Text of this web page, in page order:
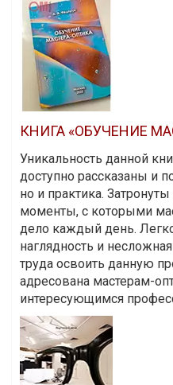
КНИГА «ОБУЧЕНИЕ
Уникальность данной
доступно рассказаны и
но и практика.
моменты, с которыми
дело каждый день.
наглядность и
труда освоить данную
адресована мастерам-
интересующимся